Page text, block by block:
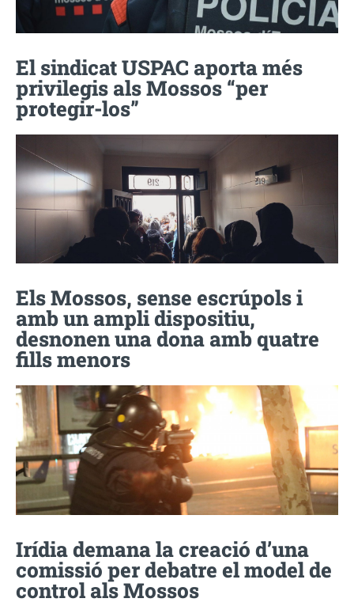
El sindicat USPAC aporta més
privilegis als Mossos “per
protegir-los”
Els Mossos, sense escrúpols i
amb un ampli dispositiu,
desnonen una dona amb quatre
fills menors
Irídia demana la creació d’una
comissió per debatre el model de
control als Mossos